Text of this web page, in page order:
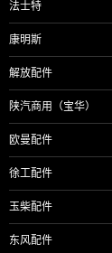
法士特
康明斯
解放配件
陕汽商用（宝华）
欧曼配件
徐工配件
玉柴配件
东风配件